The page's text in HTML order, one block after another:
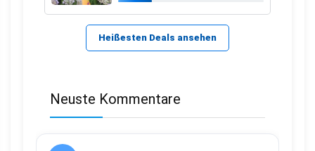
Heißesten Deals ansehen
Neuste Kommentare